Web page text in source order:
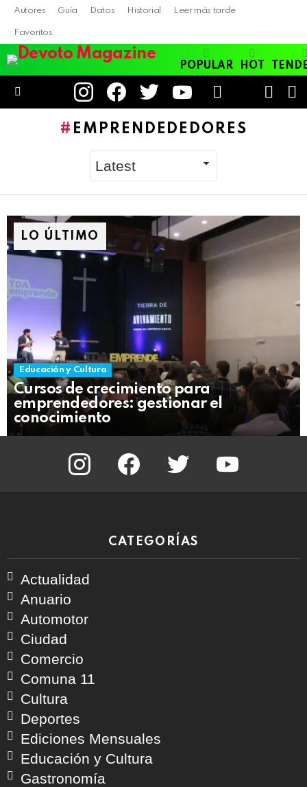
Autores Guía Datos Historial Leer más tarde
Favoritos
POPULAR HOT
instagramfacebooktwitter youtube
SKIN
EMPRENDEDEDORES
LO ÚLTIMO
Educación y Cultura
Cursos de crecimiento para
emprendedores: gestionar el
conocimiento
instagram facebook twitter
CATEGORÍAS
Actualidad
Anuario
Automotor
Ciudad
Comercio
Comuna 11
Cultura
Deportes
Ediciones Mensuales
Educación y Cultura
Gastronomía